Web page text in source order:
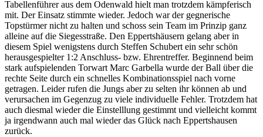
Tabellenführer aus dem Odenwald hielt man trotzdem kämpferisch
mit. Der Einsatz stimmte wieder. Jedoch war der gegnerische
Topstürmer nicht zu halten und schoss sein Team im Prinzip ganz
alleine auf die Siegesstraße. Den Eppertshäusern gelang aber in
diesem Spiel wenigstens durch Steffen Schubert ein sehr schön
herausgespielter 1:2 Anschluss- bzw. Ehrentreffer. Beginnend beim
stark aufspielenden Torwart Marc Garbella wurde der Ball über die
rechte Seite durch ein schnelles Kombinationsspiel nach vorne
getragen. Leider rufen die Jungs aber zu selten ihr können ab und
verursachen im Gegenzug zu viele individuelle Fehler. Trotzdem hat
auch diesmal wieder die Einstelllung gestimmt und vielleicht kommt
ja irgendwann auch mal wieder das Glück nach Eppertshausen
zurück.